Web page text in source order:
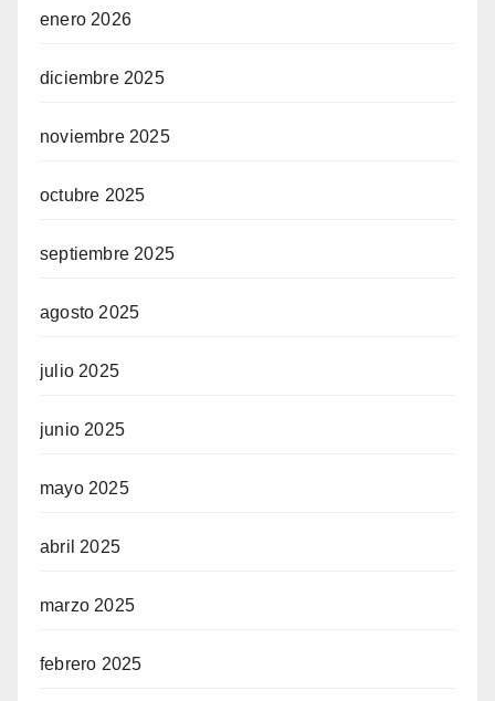
enero 2026
diciembre 2025
noviembre 2025
octubre 2025
septiembre 2025
agosto 2025
julio 2025
junio 2025
mayo 2025
abril 2025
marzo 2025
febrero 2025